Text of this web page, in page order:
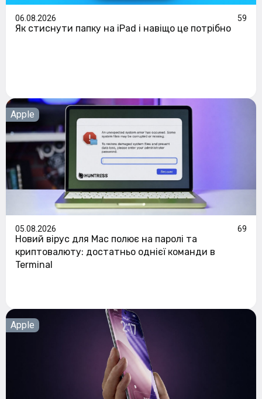
06.08.2026 59
Як стиснути папку на iPad і навіщо це потрібно
Apple
05.08.2026 69
Новий вірус для Mac полює на паролі та
криптовалюту: достатньо однієї команди в
Terminal
Apple